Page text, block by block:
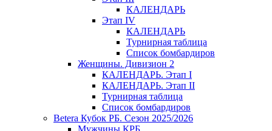
КАЛЕНДАРЬ
Этап IV
КАЛЕНДАРЬ
Турнирная таблица
Список бомбардиров
Женщины. Дивизион 2
КАЛЕНДАРЬ. Этап I
КАЛЕНДАРЬ. Этап II
Турнирная таблица
Список бомбардиров
Betera Кубок РБ. Сезон 2025/2026
Мужчины КРБ